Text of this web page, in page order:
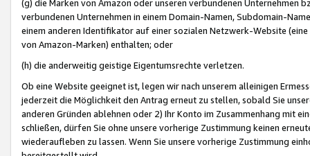
(g) die Marken von Amazon oder unseren verbundenen Unternehmen
verbundenen Unternehmen in einem Domain-Namen, Subdomain-
einem anderen Identifikator auf einer sozialen Netzwerk-Website
von Amazon-Marken) enthalten; oder
(h) die anderweitig geistige Eigentumsrechte verletzen.
Ob eine Website geeignet ist, legen wir nach unserem alleinigen
jederzeit die Möglichkeit den Antrag erneut zu stellen, sobald Sie
anderen Gründen ablehnen oder 2) Ihr Konto im Zusammenhang mit
schließen, dürfen Sie ohne unsere vorherige Zustimmung keinen
wiederaufleben zu lassen. Wenn Sie unsere vorherige Zustimmung